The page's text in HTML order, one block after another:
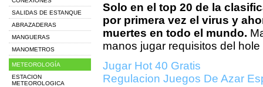
Solo en el top 20 de la
por primera vez el virus y
muertes en todo el mundo.
manos jugar requisitos del
Jugar Hot 40 Gratis
Regulacion Juegos De Azar
SALIDAS DE ESTANQUE
ABRAZADERAS
MANGUERAS
MANOMETROS
METEOROLOGÍA
ESTACION
METEOROLOGICA